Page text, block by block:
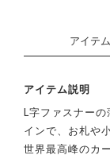
アイテ
アイテム説明
L字ファスナー
インで、お札や
世界最高峰のカ